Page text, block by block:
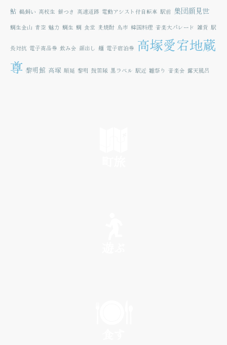
鮎 鵜飼い 高校生 餅つき 高速道路 電動アシスト付自転車 駅前 集団顔見世
鯛生金山 青空 魅力 鯛生 鯛 食堂 麦焼酎 鳥市 韓国料理 音楽大パレード 雑貨 駅
長対抗 電子商品券 飲み会 顔出し 麺 電子宿泊券 高塚愛宕地蔵
尊 黎明館 高塚 順延 黎明 鼓笛隊 黒ラベル 駅近 雛祭り 音楽会 露天風呂